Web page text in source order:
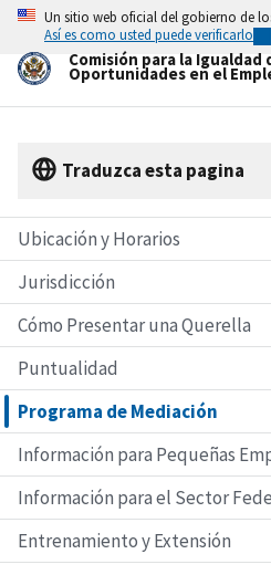
Skip
main
content
Un sitio web oficial del gobierno de
Así es como usted puede verificarlo
Comisión para la Igualdad
Oportunidades en el
Traduzca esta pagina
Ubicación y Horarios
Jurisdicción
Cómo Presentar una Querella
Puntualidad
Programa de Mediación
Información para Pequeñas
Información para el Sector
Entrenamiento y Extensión